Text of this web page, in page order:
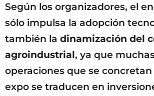
Según los organizadores, el
sólo impulsa la adopción
también la dinamización del
agroindustrial, ya que
operaciones que se
expo se traducen en